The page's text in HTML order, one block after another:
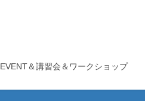
EVENT＆講習会＆ワークショップ